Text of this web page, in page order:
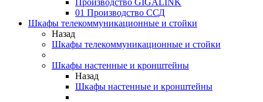
Производство GIGALINK
01 Производство ССД
Шкафы телекоммуникационные и стойки
Назад
Шкафы телекоммуникационные и стойки
Шкафы настенные и кронштейны
Назад
Шкафы настенные и кронштейны